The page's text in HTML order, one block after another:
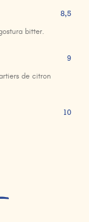
bitter.
8,5
de citron
9
10